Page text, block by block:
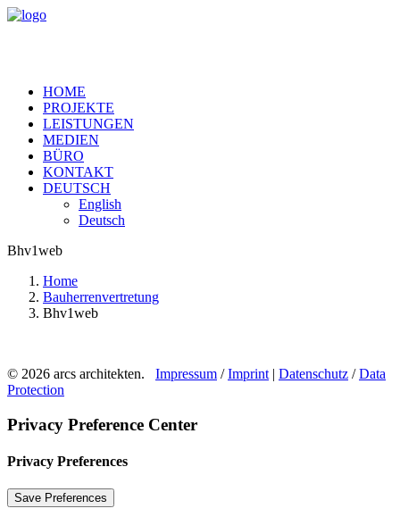
HOME
PROJEKTE
LEISTUNGEN
MEDIEN
BÜRO
KONTAKT
DEUTSCH
English
Deutsch
Bhv1web
Home
Bauherrenvertretung
Bhv1web
© 2026 arcs architekten. Impressum /Imprint | Datenschutz /Data
Protection
Privacy Preference Center
Privacy Preferences